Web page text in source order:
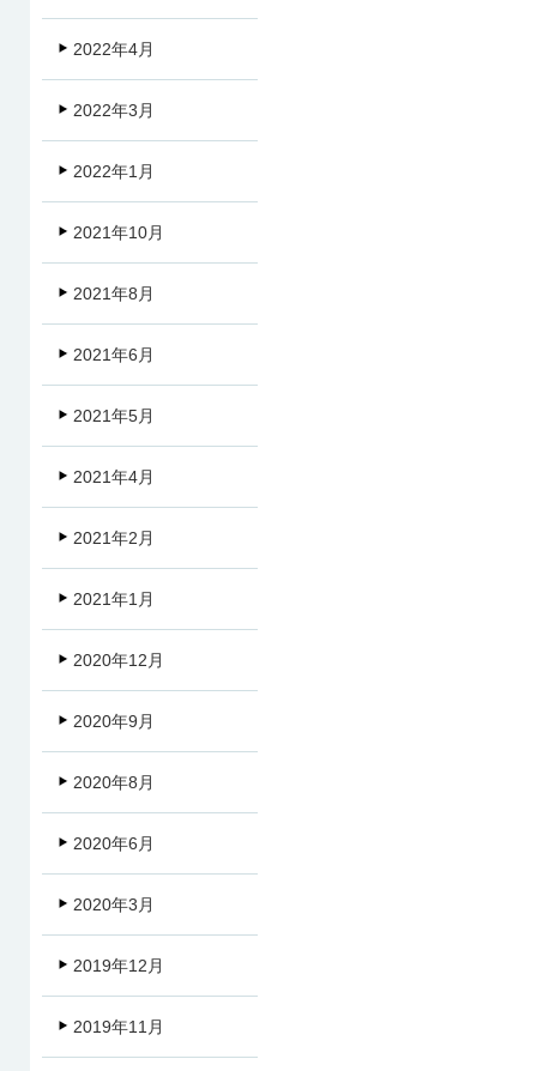
2022年4月
2022年3月
2022年1月
2021年10月
2021年8月
2021年6月
2021年5月
2021年4月
2021年2月
2021年1月
2020年12月
2020年9月
2020年8月
2020年6月
2020年3月
2019年12月
2019年11月